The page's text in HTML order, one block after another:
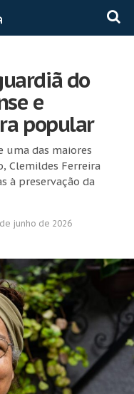
do
e
popular
uma das maiores
Clemildes Ferreira
à preservação da
junho de 2026